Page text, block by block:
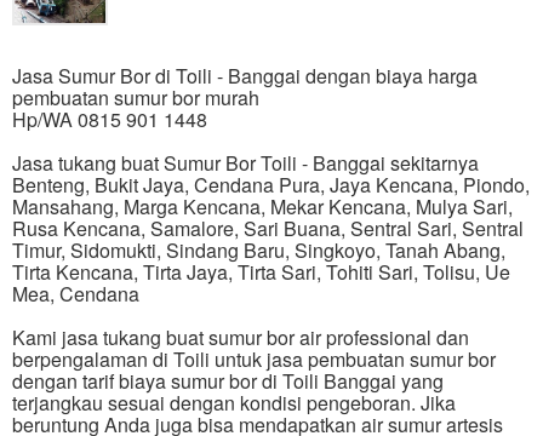
Jasa Sumur Bor di Toili - Banggai dengan biaya harga
pembuatan sumur bor murah
Hp/WA 0815 901 1448
Jasa tukang buat Sumur Bor Toili - Banggai sekitarnya
Benteng, Bukit Jaya, Cendana Pura, Jaya Kencana, Piondo,
Mansahang, Marga Kencana, Mekar Kencana, Mulya Sari,
Rusa Kencana, Samalore, Sari Buana, Sentral Sari, Sentral
Timur, Sidomukti, Sindang Baru, Singkoyo, Tanah Abang,
Tirta Kencana, Tirta Jaya, Tirta Sari, Tohiti Sari, Tolisu, Ue
Mea, Cendana
Kami jasa tukang buat sumur bor air professional dan
berpengalaman di Toili untuk jasa pembuatan sumur bor
dengan tarif biaya sumur bor di Toili Banggai yang
terjangkau sesuai dengan kondisi pengeboran. Jika
beruntung Anda juga bisa mendapatkan air sumur artesis